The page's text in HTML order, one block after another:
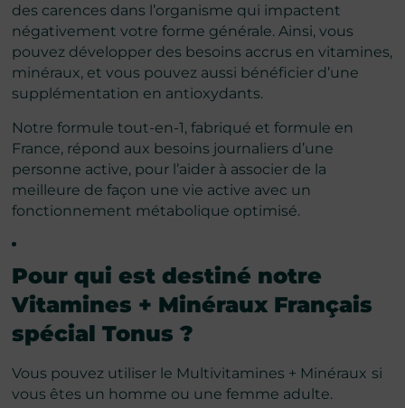
des carences dans l’organisme qui impactent
négativement votre forme générale. Ainsi, vous
pouvez développer des besoins accrus en vitamines,
minéraux, et vous pouvez aussi bénéficier d’une
supplémentation en antioxydants.
Notre formule tout-en-1, fabriqué et formule en
France, répond aux besoins journaliers d’une
personne active, pour l’aider à associer de la
meilleure de façon une vie active avec un
fonctionnement métabolique optimisé.
Pour qui est destiné notre
Vitamines + Minéraux Français
spécial Tonus ?
Vous pouvez utiliser le Multivitamines + Minéraux si
vous êtes un homme ou une femme adulte.